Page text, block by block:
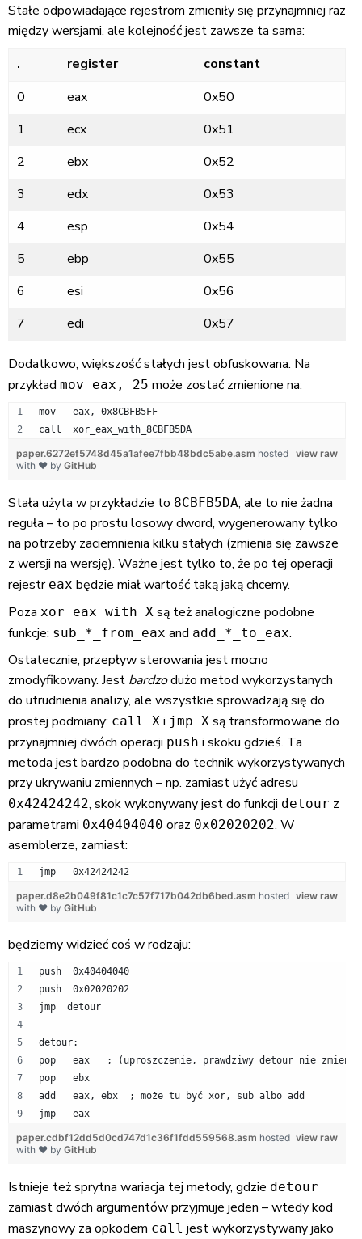
Stałe odpowiadające rejestrom zmieniły się przynajmniej raz
między wersjami, ale kolejność jest zawsze ta sama:
.
register
constant
0
eax
0x50
1
ecx
0x51
2
ebx
0x52
3
edx
0x53
4
esp
0x54
5
ebp
0x55
6
esi
0x56
7
edi 0x57
Dodatkowo, większość stałych jest obfuskowana. Na
przykład mov eax, 25 może zostać zmienione na:
mov   eax, 0x8CBFB5FF
call  xor_eax_with_8CBFB5DA
view raw
paper.6272ef5748d45a1afee7fbb48bdc5abe.asm hosted
with ❤ by GitHub
Stała użyta w przykładzie to 8CBFB5DA, ale to nie żadna
reguła – to po prostu losowy dword, wygenerowany tylko
na potrzeby zaciemnienia kilku stałych (zmienia się zawsze
z wersji na wersję). Ważne jest tylko to, że po tej operacji
rejestr eax będzie miał wartość taką jaką chcemy.
Poza xor_eax_with_X są też analogiczne podobne
funkcje: sub_*_from_eax and add_*_to_eax.
Ostatecznie, przepływ sterowania jest mocno
zmodyfikowany. Jest bardzodużo metod wykorzystanych
do utrudnienia analizy, ale wszystkie sprowadzają się do
prostej podmiany: call X i jmp X są transformowane do
przynajmniej dwóch operacji push i skoku gdzieś. Ta
metoda jest bardzo podobna do technik wykorzystywanych
przy ukrywaniu zmiennych – np. zamiast użyć adresu
0x42424242, skok wykonywany jest do funkcji detour z
parametrami 0x40404040 oraz 0x02020202. W
asemblerze, zamiast:
jmp   0x42424242
view raw
paper.d8e2b049f81c1c7c57f717b042db6bed.asm hosted
with ❤ by GitHub
będziemy widzieć coś w rodzaju:
push  0x40404040
push  0x02020202
jmp  detour
detour:
pop   eax   ; (uproszczenie, prawdziwy detour nie
pop   ebx
add   eax, ebx  ; może tu być xor, sub albo add
jmp   eax
view raw
paper.cdbf12dd5d0cd747d1c36f1fdd559568.asm hosted
with ❤ by GitHub
Istnieje też sprytna wariacja tej metody, gdzie detour
zamiast dwóch argumentów przyjmuje jeden – wtedy kod
maszynowy za opkodem call jest wykorzystywany jako